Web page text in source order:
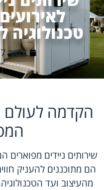
טכנולוגיה
ינואר 7, 2026
הקדמה לעולם
שירותים ניידים
הם מתוכננים להעניק
מהעיצוב ועד